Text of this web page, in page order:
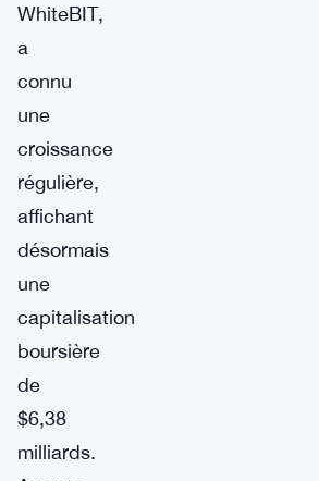
WhiteBIT,
a
connu
une
croissance
régulière,
affichant
désormais
une
capitalisation
boursière
de
$6,38
milliards.